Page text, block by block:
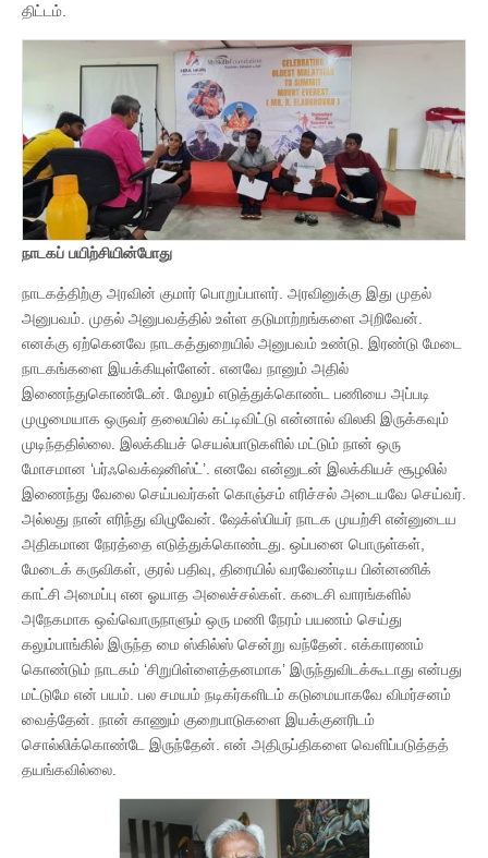
திட்டம்.
நாடகப் பயிற்சியின்போது
நாடகத்திற்கு அரவின் குமார் பொறுப்பாளர். அரவினுக்கு இது முதல்
அனுபவம். முதல் அனுபவத்தில் உள்ள தடுமாற்றங்களை அறிவேன்.
எனக்கு ஏற்கெனவே நாடகத்துறையில் அனுபவம் உண்டு. இரண்டு மேடை
நாடகங்களை இயக்கியுள்ளேன். எனவே நானும் அதில்
இணைந்துகொண்டேன். மேலும் எடுத்துக்கொண்ட பணியை அப்படி
முழுமையாக ஒருவர் தலையில் கட்டிவிட்டு என்னால் விலகி இருக்கவும்
முடிந்ததில்லை. இலக்கியச் செயல்பாடுகளில் மட்டும் நான் ஒரு
மோசமான ‘பர்ஃவெக்‌ஷனிஸ்ட்’. எனவே என்னுடன் இலக்கியச் சூழலில்
இணைந்து வேலை செய்பவர்கள் கொஞ்சம் எரிச்சல் அடையவே செய்வர்.
அல்லது நான் எரிந்து விழுவேன். ஷேக்ஸ்பியர் நாடக முயற்சி என்னுடைய
அதிகமான நேரத்தை எடுத்துக்கொண்டது. ஒப்பனை பொருள்கள்,
மேடைக் கருவிகள், குரல் பதிவு, திரையில் வரவேண்டிய பின்னணிக்
காட்சி அமைப்பு என ஓயாத அலைச்சல்கள். கடைசி வாரங்களில்
அநேகமாக ஒவ்வொருநாளும் ஒரு மணி நேரம் பயணம் செய்து
கலும்பாங்கில் இருந்த மை ஸ்கில்ஸ் சென்று வந்தேன். எக்காரணம்
கொண்டும் நாடகம் ‘சிறுபிள்ளைத்தனமாக’ இருந்துவிடக்கூடாது என்பது
மட்டுமே என் பயம். பல சமயம் நடிகர்களிடம் கடுமையாகவே விமர்சனம்
வைத்தேன். நான் காணும் குறைபாடுகளை இயக்குனரிடம்
சொல்லிக்கொண்டே இருந்தேன். என் அதிருப்திகளை வெளிப்படுத்தத்
தயங்கவில்லை.